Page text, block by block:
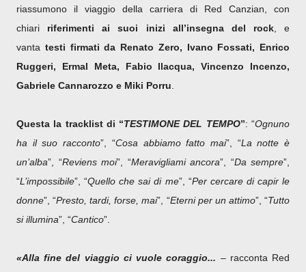
riassumono il viaggio della carriera di Red Canzian, con
chiari riferimenti ai suoi inizi all’insegna del rock, e
vanta testi firmati da Renato Zero, Ivano Fossati, Enrico
Ruggeri, Ermal Meta, Fabio Ilacqua, Vincenzo Incenzo,
Gabriele Cannarozzo e Miki Porru
Questa la tracklist di “TESTIMONE DEL TEMPO”: “Ognuno
ha il suo racconto”, “Cosa abbiamo fatto mai”, “La notte è
un’alba”, “Reviens moi”, “Meravigliami ancora”, “Da sempre”,
“L’impossibile”, “Quello che sai di me”, “Per cercare di capir le
donne”, “Presto, tardi, forse, mai”, “Eterni per un attimo”, “Tutto
si illumina”, “Cantico”.
«Alla fine del viaggio ci vuole coraggio... – racconta Red